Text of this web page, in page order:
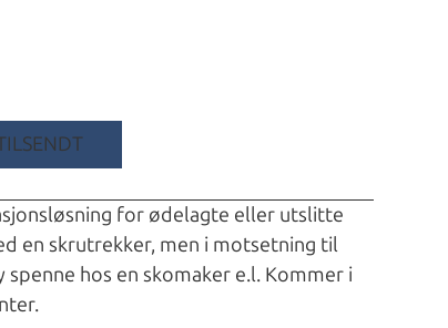
for ødelagte eller utslitte
en skrutrekker, men i motsetning til
hos en skomaker e.l. Kommer i